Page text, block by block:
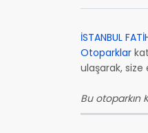
İSTANBUL
Otoparklar
ulaşarak,
Bu otoparkın